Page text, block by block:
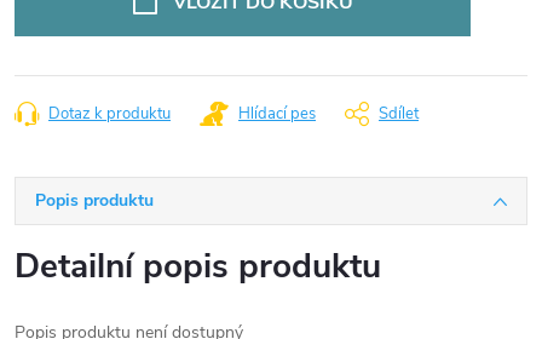
Dotaz k produktu Hlídací pes Sdílet
Popis produktu
Detailní popis produktu
Popis produktu není dostupný